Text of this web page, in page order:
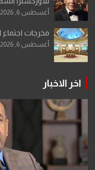
أغسطس 6, 2026
مخرجات اجتماع
أغسطس 6, 2026
اخر الاخبار